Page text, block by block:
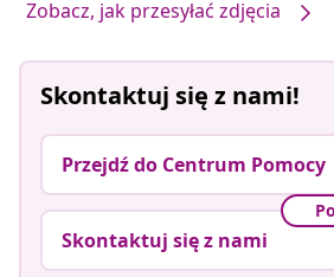
Zobacz, jak przesyłać zdjęcia
Skontaktuj się z nami!
Przejdź do Centrum Pomocy
Skontaktuj się z nami